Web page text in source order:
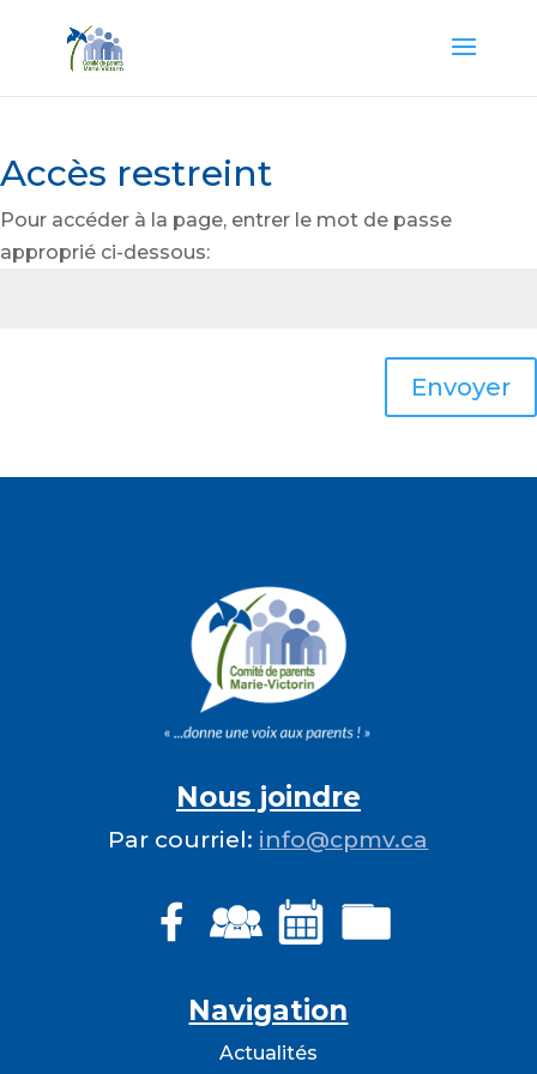
Accès restreint
Pour accéder à la page, entrer le mot de passe
approprié ci-dessous:
Envoyer
Nous joindre
Par courriel: info@cpmv.ca
Navigation
Actualités